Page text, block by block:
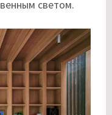
светом.